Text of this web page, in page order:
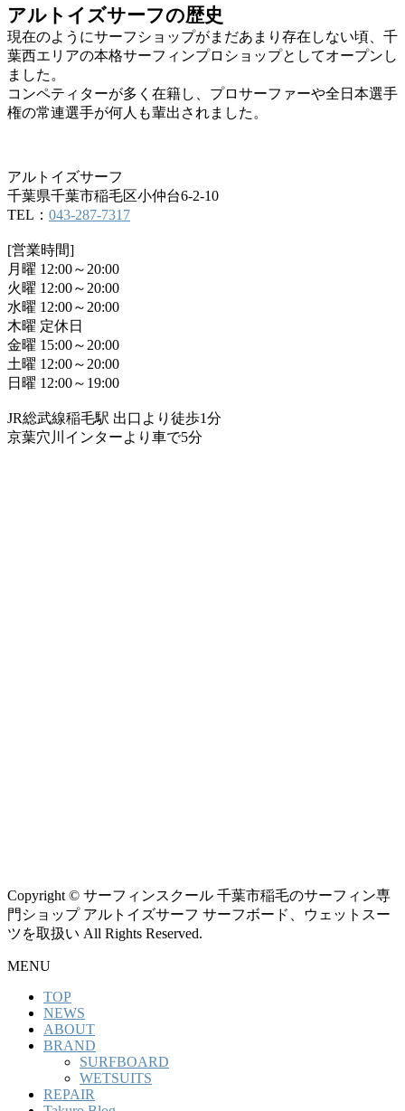
アルトイズサーフの歴史
現在のようにサーフショップがまだあまり存在しない頃、千
葉西エリアの本格サーフィンプロショップとしてオープンし
ました。
コンペティターが多く在籍し、プロサーファーや全日本選手
権の常連選手が何人も輩出されました。
アルトイズサーフ
千葉県千葉市稲毛区小仲台6-2-10
TEL： 043-287-7317
[営業時間]
月曜 12:00～20:00
火曜 12:00～20:00
水曜 12:00～20:00
木曜 定休日
金曜 15:00～20:00
土曜 12:00～20:00
日曜 12:00～19:00
JR総武線稲毛駅 出口より徒歩1分
京葉穴川インターより車で5分
Copyright © サーフィンスクール 千葉市稲毛のサーフィン専
門ショップ アルトイズサーフ サーフボード、ウェットスー
ツを取扱い All Rights Reserved.
MENU
TOP
NEWS
ABOUT
BRAND
SURFBOARD
WETSUITS
REPAIR